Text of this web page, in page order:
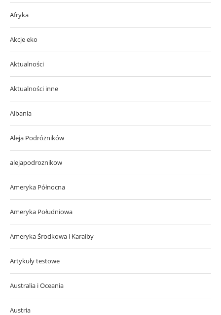
Afryka
Akcje eko
Aktualności
Aktualności inne
Albania
Aleja Podróżników
alejapodroznikow
Ameryka Północna
Ameryka Południowa
Ameryka Środkowa i Karaiby
Artykuły testowe
Australia i Oceania
Austria